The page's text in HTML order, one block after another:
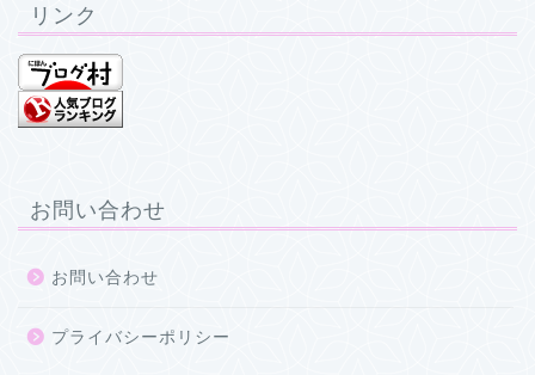
リンク
お問い合わせ
お問い合わせ
プライバシーポリシー